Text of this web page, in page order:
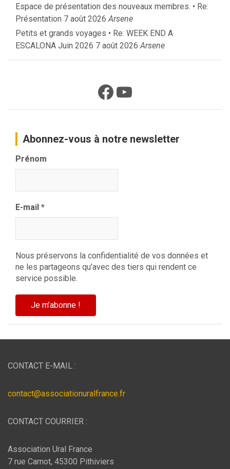
Espace de présentation des nouveaux membres. • Re:
Présentation 7 août 2026 Arsene
Petits et grands voyages • Re: WEEK END A
ESCALONA Juin 2026 7 août 2026 Arsene
Facebook
YouTube
Abonnez-vous à notre newsletter
Prénom
E-mail *
Nous préservons la confidentialité de vos données et
ne les partageons qu'avec des tiers qui rendent ce
service possible.
CONTACT E-MAIL :
contact@associationuralfrance.fr
CONTACT COURRIER :
Association Ural France
7 rue Carnot, 45300 Pithiviers